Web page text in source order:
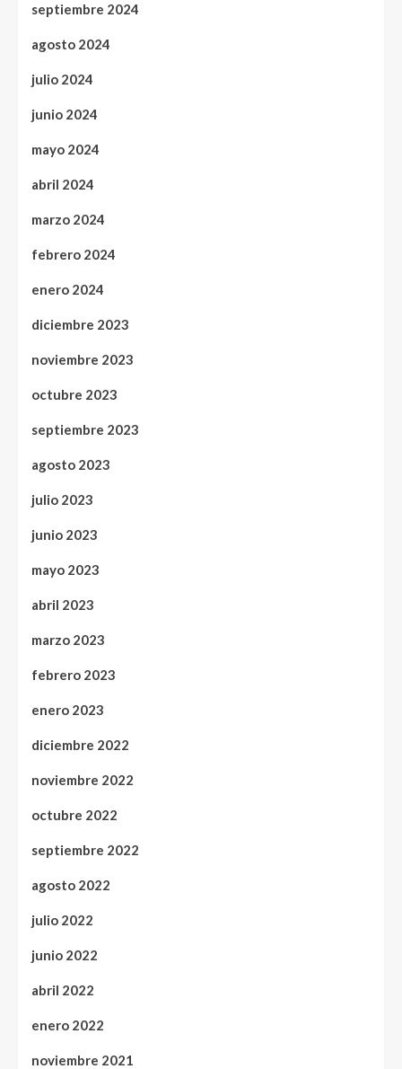
septiembre 2024
agosto 2024
julio 2024
junio 2024
mayo 2024
abril 2024
marzo 2024
febrero 2024
enero 2024
diciembre 2023
noviembre 2023
octubre 2023
septiembre 2023
agosto 2023
julio 2023
junio 2023
mayo 2023
abril 2023
marzo 2023
febrero 2023
enero 2023
diciembre 2022
noviembre 2022
octubre 2022
septiembre 2022
agosto 2022
julio 2022
junio 2022
abril 2022
enero 2022
noviembre 2021